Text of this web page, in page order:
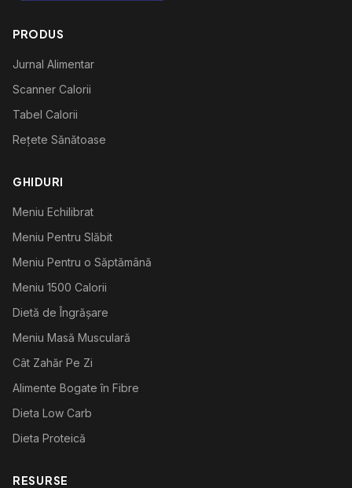
PRODUS
Jurnal Alimentar
Scanner Calorii
Tabel Calorii
Rețete Sănătoase
GHIDURI
Meniu Echilibrat
Meniu Pentru Slăbit
Meniu Pentru o Săptămână
Meniu 1500 Calorii
Dietă de Îngrășare
Meniu Masă Musculară
Cât Zahăr Pe Zi
Alimente Bogate în Fibre
Dieta Low Carb
Dieta Proteică
RESURSE